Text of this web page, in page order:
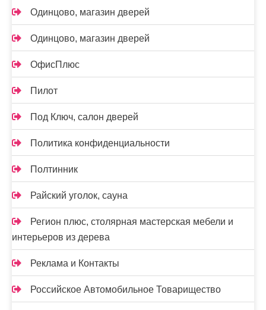
Одинцово, магазин дверей
Одинцово, магазин дверей
ОфисПлюс
Пилот
Под Ключ, салон дверей
Политика конфиденциальности
Полтинник
Райский уголок, сауна
Регион плюс, столярная мастерская мебели и
интерьеров из дерева
Реклама и Контакты
Российское Автомобильное Товарищество